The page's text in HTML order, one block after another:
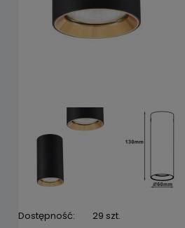
Dostępność:
29 szt.